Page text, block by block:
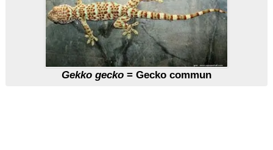
Gekko gecko= Gecko commun